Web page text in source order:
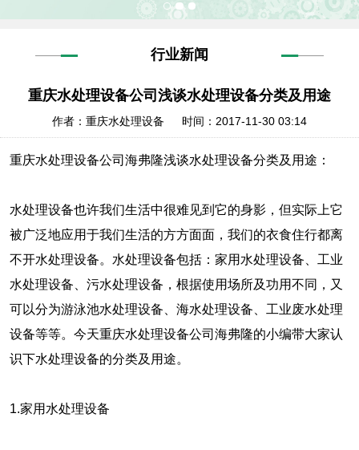
行业新闻
重庆水处理设备公司浅谈水处理设备分类及用途
作者：重庆水处理设备 时间：2017-11-30 03:14
重庆水处理设备公司海弗隆浅谈水处理设备分类及用途：
水处理设备也许我们生活中很难见到它的身影，但实际上它
被广泛地应用于我们生活的方方面面，我们的衣食住行都离
不开水处理设备。水处理设备包括：家用水处理设备、工业
水处理设备、污水处理设备，根据使用场所及功用不同，又
可以分为游泳池水处理设备、海水处理设备、工业废水处理
设备等等。今天重庆水处理设备公司海弗隆的小编带大家认
识下水处理设备的分类及用途。
1.家用水处理设备